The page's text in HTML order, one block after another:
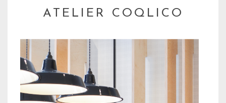
ATELIER COQLICO